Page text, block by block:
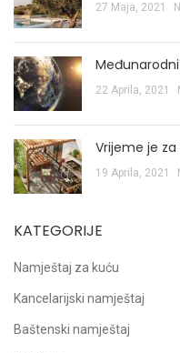
27 Maja, 2021
22 Aprila, 2021
Vrijeme je
19 Aprila, 2021
KATEGORIJE
Namještaj za kuću
Kancelarijski namještaj
Baštenski namještaj